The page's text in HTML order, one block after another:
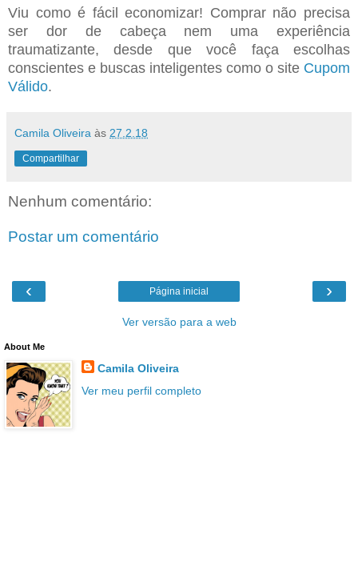
Viu como é fácil economizar! Comprar não precisa
ser dor de cabeça nem uma experiência
traumatizante, desde que você faça escolhas
conscientes e buscas inteligentes como o site Cupom
Válido.
Camila Oliveira às 27.2.18
Compartilhar
Nenhum comentário:
Postar um comentário
‹ ›
Página inicial
Ver versão para a web
About Me
Camila Oliveira
Ver meu perfil completo